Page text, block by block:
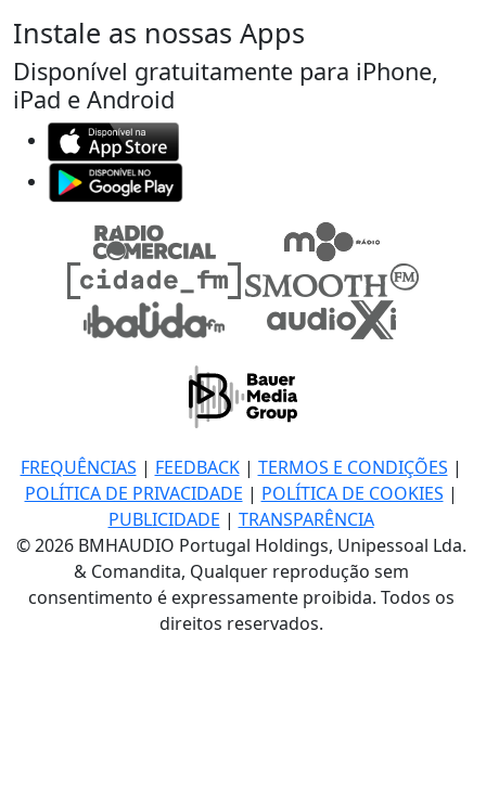
Instale as nossas Apps
Disponível gratuitamente para iPhone,
iPad e Android
FREQUÊNCIAS | FEEDBACK| TERMOS E CONDIÇÕES |
POLÍTICA DE PRIVACIDADE | POLÍTICA DE COOKIES |
PUBLICIDADE | TRANSPARÊNCIA
© 2026 BMHAUDIO Portugal Holdings, Unipessoal Lda.
& Comandita, Qualquer reprodução sem
consentimento é expressamente proibida. Todos os
direitos reservados.